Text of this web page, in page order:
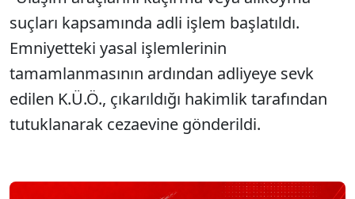
suçları kapsamında adli işlem başlatıldı.
Emniyetteki yasal işlemlerinin
tamamlanmasının ardından adliyeye sevk
edilen K.Ü.Ö., çıkarıldığı hakimlik tarafından
tutuklanarak cezaevine gönderildi.